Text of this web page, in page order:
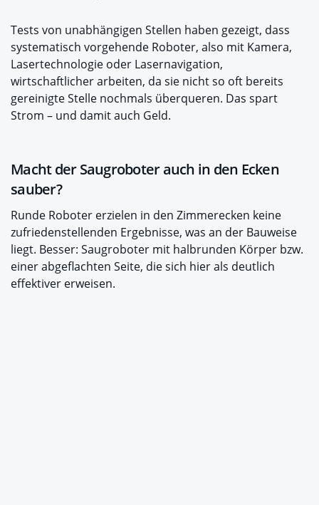
Tests von unabhängigen Stellen haben gezeigt, dass
systematisch vorgehende Roboter, also mit Kamera,
Lasertechnologie oder Lasernavigation,
wirtschaftlicher arbeiten, da sie nicht so oft bereits
gereinigte Stelle nochmals überqueren. Das spart
Strom – und damit auch Geld.
Macht der Saugroboter auch in den Ecken
sauber?
Runde Roboter erzielen in den Zimmerecken keine
zufriedenstellenden Ergebnisse, was an der Bauweise
liegt. Besser: Saugroboter mit halbrunden Körper bzw.
einer abgeflachten Seite, die sich hier als deutlich
effektiver erweisen.